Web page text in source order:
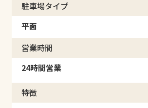
駐車場タイプ
平面
営業時間
24時間営業
特徴